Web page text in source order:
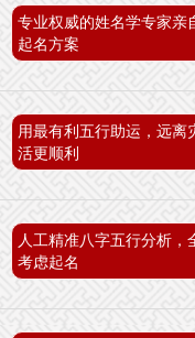
专业权威的姓名学专家亲
起名方案
用最有利五行助运，远离
活更顺利
人工精准八字五行分析，
考虑起名